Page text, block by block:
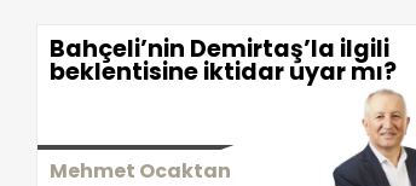
Bahçeli’nin Demirtaş’la ilgili
beklentisine iktidar uyar mı?
Mehmet Ocaktan